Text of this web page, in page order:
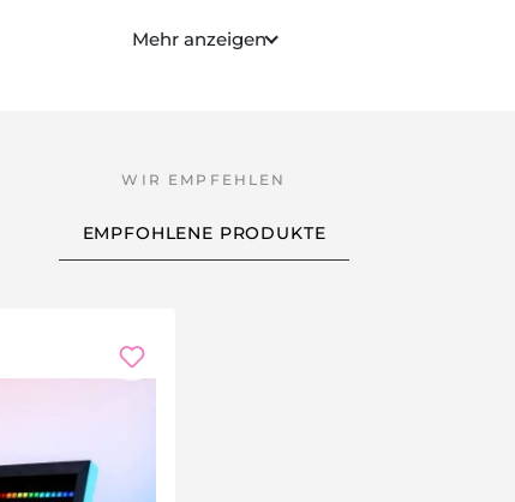
Mehr anzeigen
EMPFOHLENE PRODUKTE